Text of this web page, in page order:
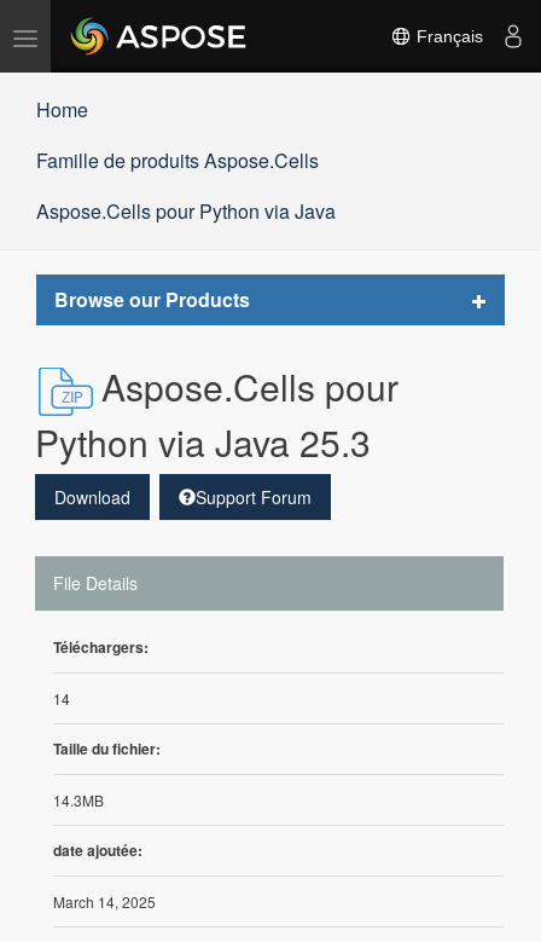
Basculer
Français
Home
Famille de produits Aspose.Cells
Aspose.Cells pour Python via Java
Browse our Products
Toggle
Aspose.Cells pour
Python via Java 25.3
Download Support Forum
File Details
Téléchargers:
14
Taille du fichier:
14.3MB
date ajoutée:
March 14, 2025